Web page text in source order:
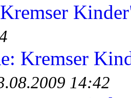
Kremser
14:42